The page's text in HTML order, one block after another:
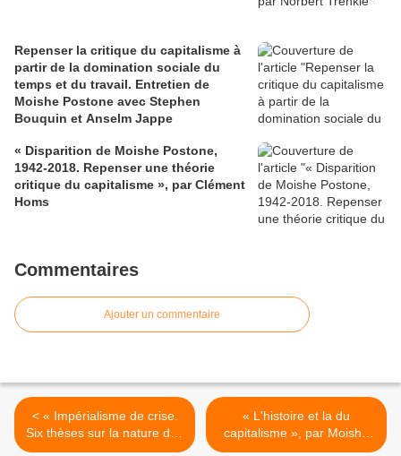
Repenser la critique du capitalisme à
partir de la domination sociale du
temps et du travail. Entretien de
Moishe Postone avec Stephen
Bouquin et Anselm Jappe
« Disparition de Moishe Postone,
1942-2018. Repenser une théorie
critique du capitalisme », par Clément
Homs
Commentaires
Ajouter un commentaire
< « Impérialisme de crise.
Six thèses sur la nature des
nouvelles guerres d'ordre
« L'histoire et la du
capitalisme », par Moishe
Postone (Lille, nov. 2009) >